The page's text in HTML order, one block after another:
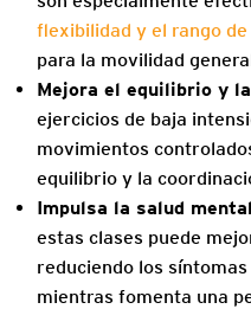
flexibilidad y el rango
para la movilidad
Mejora el equilibrio y
ejercicios de baja
movimientos
equilibrio y la
Impulsa la salud mental
estas clases puede
reduciendo los
mientras fomenta una